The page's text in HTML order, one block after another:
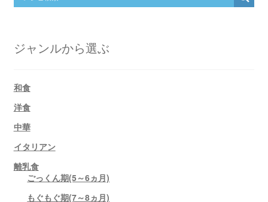
ジャンルから選ぶ
和食
洋食
中華
イタリアン
離乳食
ごっくん期(5～6ヵ月)
もぐもぐ期(7～8ヵ月)